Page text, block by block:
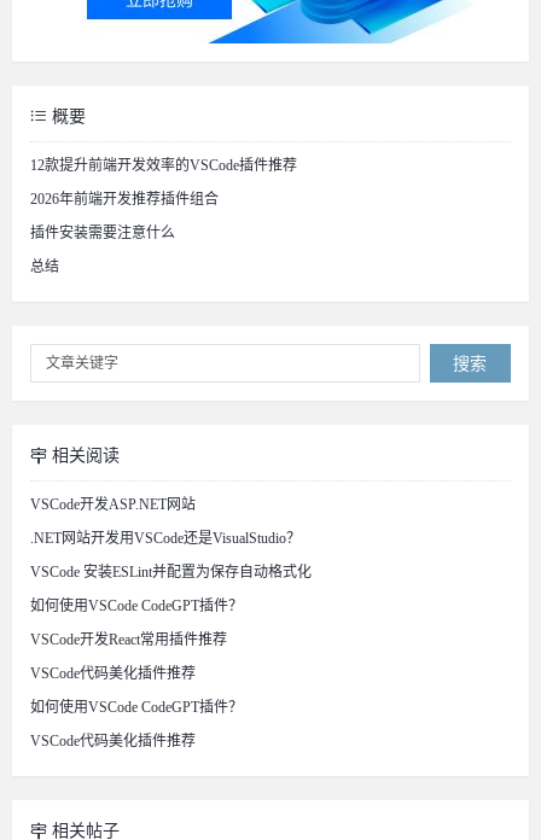
概要
12款提升前端开发效率的VSCode插件推荐
2026年前端开发推荐插件组合
插件安装需要注意什么
总结
搜索
相关阅读
VSCode开发ASP.NET网站
.NET网站开发用VSCode还是VisualStudio？
VSCode 安装ESLint并配置为保存自动格式化
如何使用VSCode CodeGPT插件？
VSCode开发React常用插件推荐
VSCode代码美化插件推荐
如何使用VSCode CodeGPT插件？
VSCode代码美化插件推荐
相关帖子